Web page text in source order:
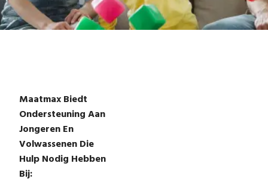
Maatmax Biedt
Ondersteuning Aan
Jongeren En
Volwassenen Die
Hulp Nodig Hebben
Bij: